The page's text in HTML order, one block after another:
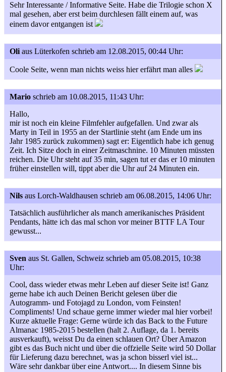
Sehr Interessante / Informative Seite. Habe die Trilogie schon X
mal gesehen, aber erst beim durchlesen fällt einem auf, was
einem davor entgangen ist
Oli aus Lüterkofen schrieb am 12.08.2015, 00:44 Uhr:
Coole Seite, wenn man nichts weiss hier erfährt man alles
Mario schrieb am 10.08.2015, 11:43 Uhr:
Hallo,
mir ist noch ein kleine Filmfehler aufgefallen. Und zwar als
Marty in Teil in 1955 an der Startlinie steht (am Ende um ins
Jahr 1985 zurück zukommen) sagt er: Eigentlich habe ich genug
Zeit. Ich Sitze doch in einer Zeitmaschnine. 10 Minuten müssten
reichen. Die Uhr steht auf 35 min, sagen tut er das er 10 minuten
früher einstellen will, tippt aber die Uhr auf 24 Minuten ein.
Nils aus Lorch-Waldhausen schrieb am 06.08.2015, 14:06 Uhr:
Tatsächlich ausführlicher als manch amerikanisches Präsident
Pendants, hätte ich das mal schon vor meiner BTTF LA Tour
gewusst...
Sven aus St. Gallen, Schweiz schrieb am 05.08.2015, 10:38
Uhr:
Cool, dass wieder etwas mehr Leben auf dieser Seite ist! Ganz
gerne habe ich auch Deinen Bericht gelesen über die
Autogramm- und Fotojagd zu London, vom Feinsten!
Compliments! Und schaue gerne immer wieder mal hier vorbei!
Kurze aktuelle Frage: Gerne würde ich das Back to the Future
Almanac 1985-2015 bestellen (halt 2. Auflage, da 1. bereits
ausverkauft), weisst Du da einen schlauen Ort? Über Amazon
gibt es das Buch nicht und über die offzielle Seite wird 50 Dollar
für Lieferung dazu berechnet, was ja schon bisserl viel ist...
Wäre sehr dankbar über eine Antwort.... In diesem Sinne bis